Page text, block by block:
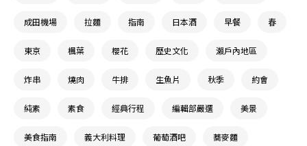
成田機場 拉麵 指南 日本酒 早餐 春
東京 楓葉 櫻花 歷史文化 瀨戶內地區
炸串 燒肉 牛排 生魚片 秋季 約會
純素 素食 經典行程 編輯部嚴選 美景
美食指南 義大利料理 葡萄酒吧 蕎麥麵